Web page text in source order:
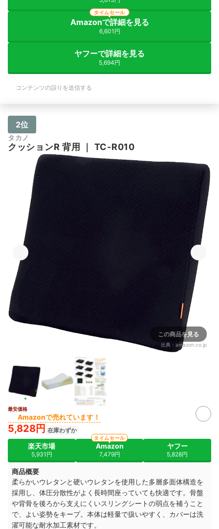
Amazonで詳細を見る
6,601円
タイムセール
ヤフーで詳細を見る
5,694円
コンテンツの誤りを送信する
2位
タカノ
クッションR 背用 ｜ TC-R010
この商品を見る
出典： amazon.co.jp
最安価格
Amazonで売れています！
5,828円 在庫わずか
楽天市場
5,931円
Amazon
7,479円
タイムセール
ヤフー
5,828円
商品概要
柔らかいウレタンと硬いウレタンを使用した多層多面体構造を
採用し、体圧分散性がよく長時間座っていても快適です。骨盤
や背骨を後ろから支えにくいスリングシートの弱点を補うこと
で、よい姿勢をキープ。本体は軽量で扱いやすく、カバーは洗
濯可能な耐水加工素材です。